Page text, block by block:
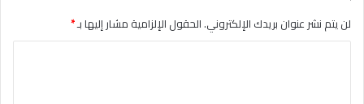
لن يتم نشر عنوان بريدك الإلكتروني.الحقول الإلزامية مشار إليها بـ*